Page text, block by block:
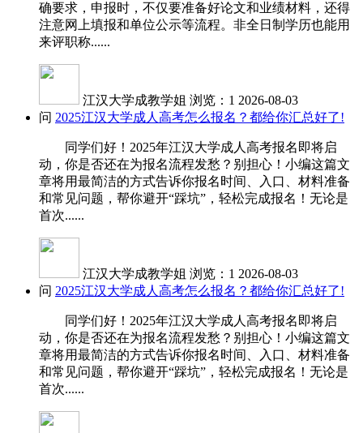
确要求，申报时，不仅要准备好论文和业绩材料，还得
注意网上填报和单位公示等流程。非全日制学历也能用
来评职称......
江汉大学成教学姐 浏览：1 2026-08-03
问 2025江汉大学成人高考怎么报名？都给你汇总好了!
同学们好！2025年江汉大学成人高考报名即将启
动，你是否还在为报名流程发愁？别担心！小编这篇文
章将用最简洁的方式告诉你报名时间、入口、材料准备
和常见问题，帮你避开“踩坑”，轻松完成报名！无论是
首次......
江汉大学成教学姐 浏览：1 2026-08-03
问 2025江汉大学成人高考怎么报名？都给你汇总好了!
同学们好！2025年江汉大学成人高考报名即将启
动，你是否还在为报名流程发愁？别担心！小编这篇文
章将用最简洁的方式告诉你报名时间、入口、材料准备
和常见问题，帮你避开“踩坑”，轻松完成报名！无论是
首次......